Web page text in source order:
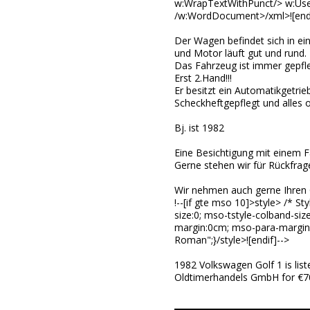
w:WrapTextWithPunct/>
/w:WordDocument>/
Der Wagen befindet sich in
und Motor läuft gut und rund.
Das Fahrzeug ist immer
Erst 2.Hand!!!
Er besitzt ein
Scheckheftgepflegt und alles
Bj. ist 1982
Eine Besichtigung mit einem
Gerne stehen wir für
Wir nehmen auch gerne
!--[if gte mso 10]>style> /*
size:0; mso-tstyle-colband-
margin:0cm; mso-para-
Roman";}/style>![endif]-->
1982 Volkswagen Golf 1 is
Oldtimerhandels GmbH for